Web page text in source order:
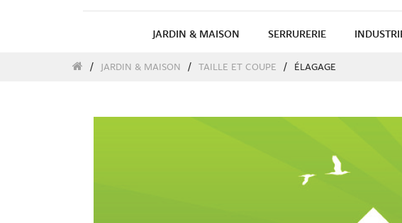
JARDIN & MAISON SERRURERIE
JARDIN & MAISON TAILLE ET COUPE ÉLAGAGE